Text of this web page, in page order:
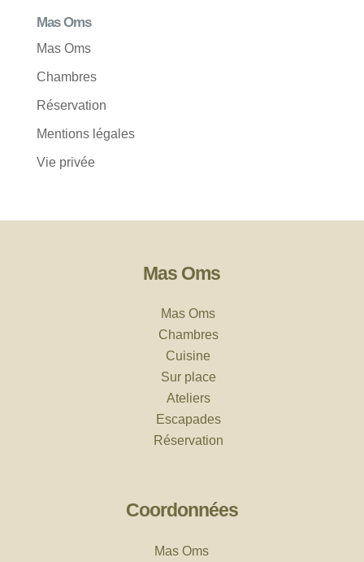
Mas Oms
Mas Oms
Chambres
Réservation
Mentions légales
Vie privée
Mas Oms
Mas Oms
Chambres
Cuisine
Sur place
Ateliers
Escapades
Réservation
Coordonnées
Mas Oms